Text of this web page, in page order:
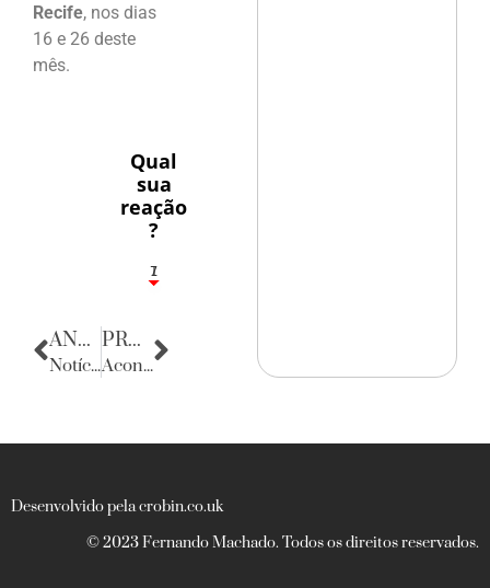
Recife, nos dias
16 e 26 deste
mês.
Qual
sua
reação
?
1
7
ANTERIOR
Notícias de Sergipe
PRÓXIMA
Acontecencias
Desenvolvido pela crobin.co.uk
© 2023 Fernando Machado. Todos os direitos reservados.